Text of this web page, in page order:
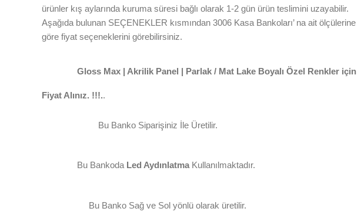
ürünler kış aylarında kuruma süresi bağlı olarak 1-2 gün ürün teslimini uzayabilir.
Aşağıda bulunan SEÇENEKLER kısmından 3006 Kasa Bankoları’ na ait ölçülerine
göre fiyat seçeneklerini görebilirsiniz.
Gloss Max | Akrilik Panel | Parlak / Mat Lake Boyalı Özel Renkler için
Fiyat Alınız. !!!..
Bu Banko Siparişiniz İle Üretilir.
Bu Bankoda Led Aydınlatma Kullanılmaktadır.
Bu Banko Sağ ve Sol yönlü olarak üretilir.